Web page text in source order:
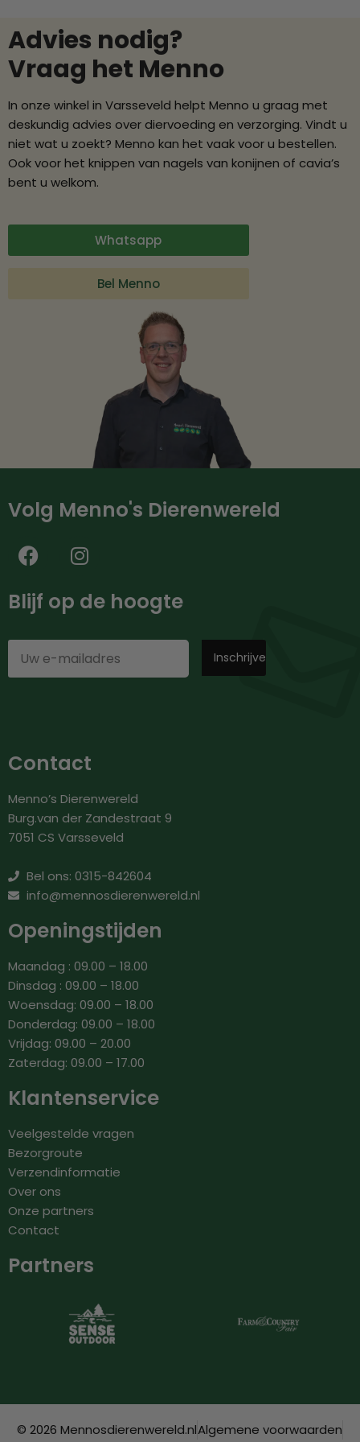
Advies nodig?
Vraag het Menno
In onze winkel in Varsseveld helpt Menno u graag met
deskundig advies over diervoeding en verzorging. Vindt u
niet wat u zoekt? Menno kan het vaak voor u bestellen.
Ook voor het knippen van nagels van konijnen of cavia’s
bent u welkom.
Whatsapp
Bel Menno
Volg Menno's Dierenwereld
Blijf op de hoogte
Contact
Menno’s Dierenwereld
Burg.van der Zandestraat 9
7051 CS Varsseveld
Bel ons: 0315-842604
info@mennosdierenwereld.nl
Openingstijden
Maandag : 09.00 – 18.00
Dinsdag : 09.00 – 18.00
Woensdag: 09.00 – 18.00
Donderdag: 09.00 – 18.00
Vrijdag: 09.00 – 20.00
Zaterdag: 09.00 – 17.00
Klantenservice
Veelgestelde vragen
Bezorgroute
Verzendinformatie
Over ons
Onze partners
Contact
Partners
© 2026 Mennosdierenwereld.nlAlgemene voorwaarden